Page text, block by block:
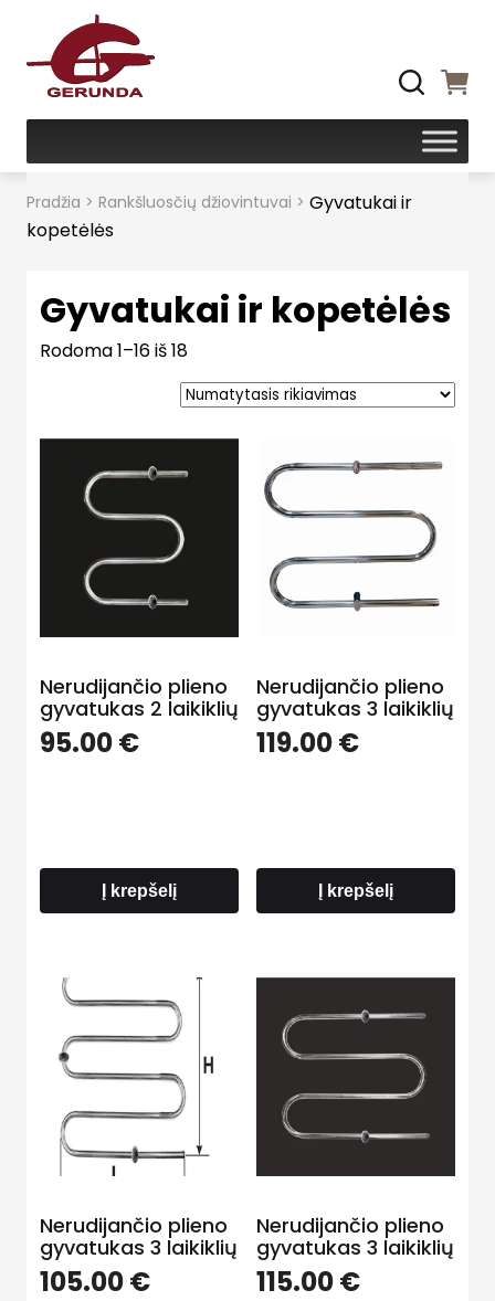
Pradžia > Rankšluosčių džiovintuvai > Gyvatukai ir
kopetėlės
Gyvatukai ir kopetėlės
Rodoma 1–16 iš 18
Nerudijančio plieno
gyvatukas 2 laikiklių
95.00€
Į krepšelį
Nerudijančio plieno
gyvatukas 3 laikiklių
119.00€
Į krepšelį
Nerudijančio plieno
gyvatukas 3 laikiklių
105.00€
Nerudijančio plieno
gyvatukas 3 laikiklių
115.00€